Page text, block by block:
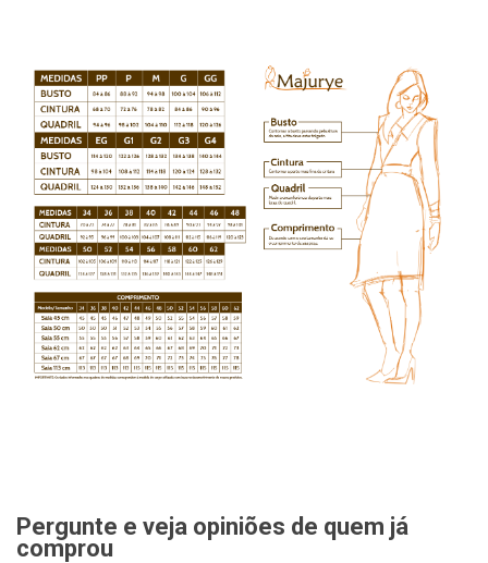
Pergunte e veja opiniões de quem já
comprou